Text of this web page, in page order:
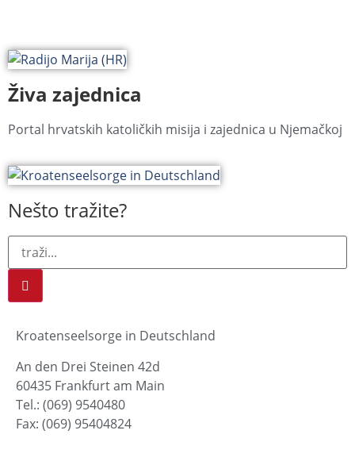
Živa zajednica
Portal hrvatskih katoličkih misija i zajednica u Njemačkoj
Nešto tražite?
Kroatenseelsorge in Deutschland
An den Drei Steinen 42d
60435 Frankfurt am Main
Tel.: (069) 9540480
Fax: (069) 95404824